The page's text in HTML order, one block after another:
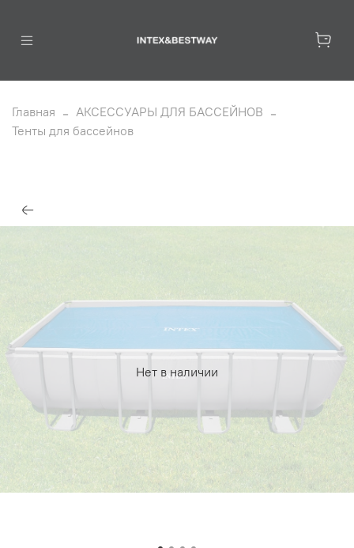
Главная
АКСЕССУАРЫ ДЛЯ БАССЕЙНОВ
Тенты для бассейнов
Нет в наличии